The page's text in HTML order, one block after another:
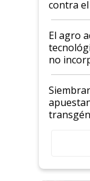
contra el
desafío
El agro
no
perder